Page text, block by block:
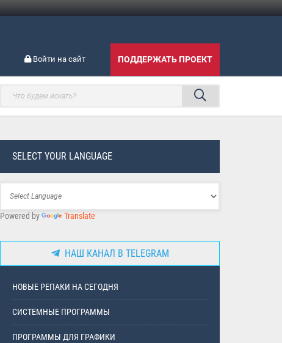
Войти на сайт ПОДДЕРЖАТЬ ПРОЕКТ
SELECT YOUR LANGUAGE
Powered by Translate
НАШ КАНАЛ В TELEGRAM
НОВЫЕ РЕПАКИ НА СЕГОДНЯ
СИСТЕМНЫЕ ПРОГРАММЫ
ПРОГРАММЫ ДЛЯ ГРАФИКИ